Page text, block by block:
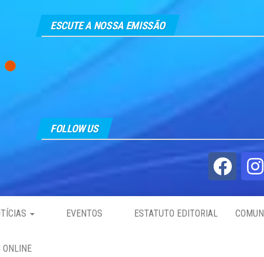
ESCUTE A NOSSA EMISSÃO
FOLLOW US
EVENTOS ESTATUTO EDITORIAL
ONLINE